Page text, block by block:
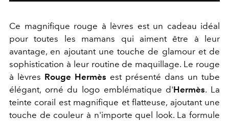
Ce magnifique rouge à lèvres est un cadeau idéal
pour toutes les mamans qui aiment être à leur
avantage, en ajoutant une touche de glamour et de
sophistication à leur routine de maquillage. Le rouge
à lèvres Rouge Hermès est présenté dans un tube
élégant, orné du logo emblématique d'Hermès. La
teinte corail est magnifique et flatteuse, ajoutant une
touche de couleur à n'importe quel look. La formule